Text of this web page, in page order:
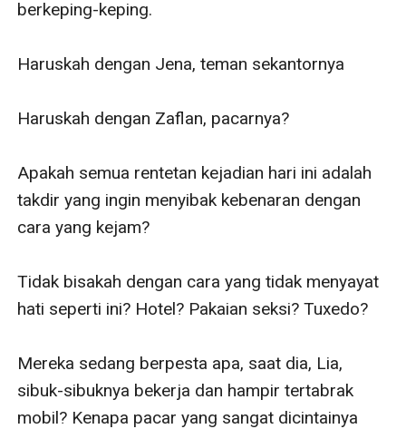
berkeping-keping.
Haruskah dengan Jena, teman sekantornya
Haruskah dengan Zaflan, pacarnya?
Apakah semua rentetan kejadian hari ini adalah
takdir yang ingin menyibak kebenaran dengan
cara yang kejam?
Tidak bisakah dengan cara yang tidak menyayat
hati seperti ini? Hotel? Pakaian seksi? Tuxedo?
Mereka sedang berpesta apa, saat dia, Lia,
sibuk-sibuknya bekerja dan hampir tertabrak
mobil? Kenapa pacar yang sangat dicintainya